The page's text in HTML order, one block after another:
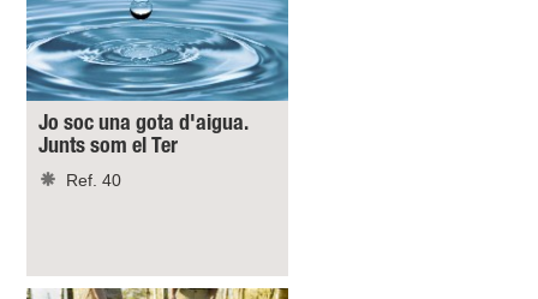
Jo soc una gota d'aigua.
Junts som el Ter
Ref. 40